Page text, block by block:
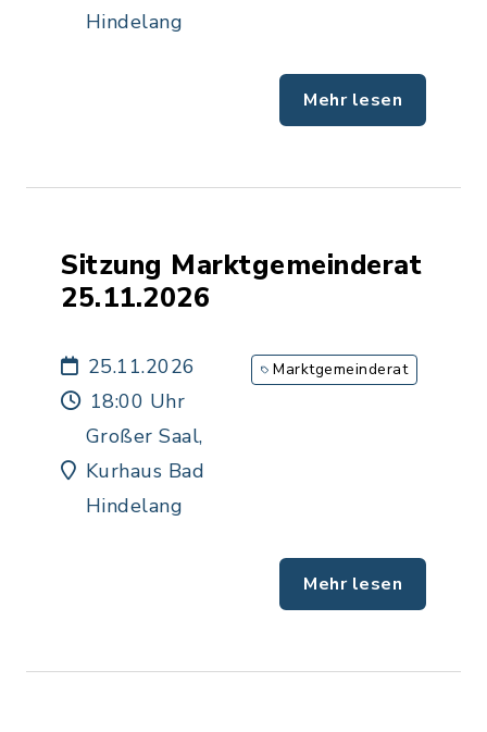
Hindelang
Mehr lesen
Sitzung Marktgemeinderat
25.11.2026
25.11.2026
18:00 Uhr
Großer Saal,
Kurhaus Bad
Hindelang
Marktgemeinderat
Mehr lesen